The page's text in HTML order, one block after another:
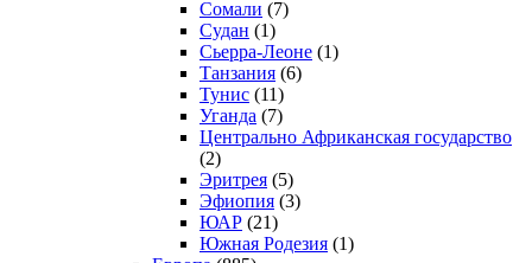
Сомали (7)
Судан (1)
Сьерра-Леоне (1)
Танзания (6)
Тунис (11)
Уганда (7)
Центрально Африканская государство
(2)
Эритрея (5)
Эфиопия (3)
ЮАР (21)
Южная Родезия (1)